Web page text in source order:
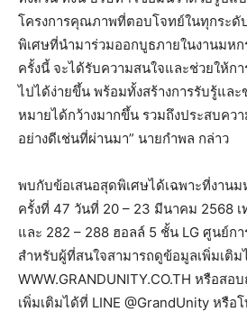
โครงการคุณภาพที่ตอบโจทย์ในทุกระดั
พิเศษที่นำมาร่วมออกบูธภายในงานมห
ครั้งนี้ จะได้รับความสนใจและช่วยให้ก
ไปได้ง่ายขึ้น พร้อมทั้งสร้างการรับรู้แล
หมายได้กว้างมากขึ้น รวมถึงประสบคว
อย่างดีเช่นที่ผ่านมา” นายกำพล กล่า
พบกับข้อเสนอสุดพิเศษได้เฉพาะที่งาน
ครั้งที่ 47 วันที่ 20 – 23 มีนาคม 2568
และ 282 – 288 ฮอลล์ 5 ชั้น LG ศูนย์ก
สำหรับผู้ที่สนใจสามารถดูข้อมูลเพิ่มเติม
WWW.GRANDUNITY.CO.TH หรือสอ
เพิ่มเติมได้ที่ LINE @GrandUnity หรือ